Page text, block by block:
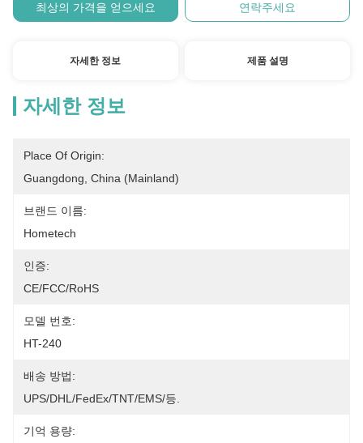
최상의 가격을 얻으세요 연락주세요
자세한 정보 제품 설명
자세한 정보
Place Of Origin:
Guangdong, China (Mainland)
브랜드 이름:
Hometech
인증:
CE/FCC/RoHS
모델 번호:
HT-240
배송 방법:
UPS/DHL/FedEx/TNT/EMS/등.
기억 용량: